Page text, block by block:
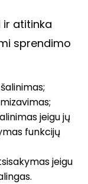
ir atitinka
sprendimo
jeigu jų
funkcijų
jeigu